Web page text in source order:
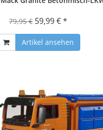
79,95 € 59,99 € *
Artikel ansehen